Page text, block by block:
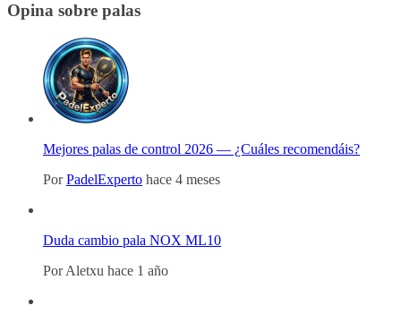
Opina sobre palas
Mejores palas de control 2026 — ¿Cuáles recomendáis?
PorPadelExperto hace 4 meses
Duda cambio pala NOX ML10
PorAletxu hace 1 año